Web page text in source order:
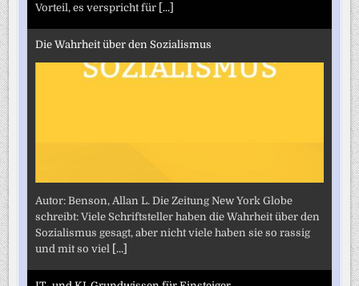
Vorteil, es verspricht für [...]
Die Wahrheit über den Sozialismus
Autor: Benson, Allan L. Die Zeitung New York Globe
schreibt: Viele Schriftsteller haben die Wahrheit über den
Sozialismus gesagt, aber nicht viele haben sie so rassig
und mit so viel [...]